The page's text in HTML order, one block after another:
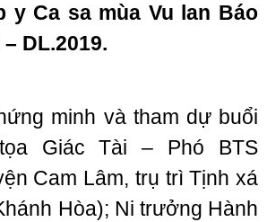
y Ca sa mùa Vu lan Báo
DL.2019.
minh và tham dự buổi
Giác Tài – Phó BTS
Cam Lâm, trụ trì Tịnh xá
Hòa); Ni trưởng Hành